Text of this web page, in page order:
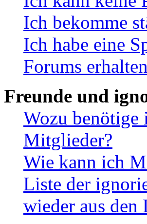
Ich bekomme
Ich habe eine
Forums
Freunde und
Wozu benötige
Mitglieder?
Wie kann ich
Liste der
wieder aus den